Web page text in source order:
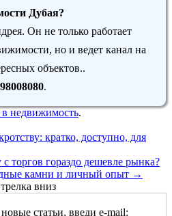
Дубая?
Он не только работает
но и ведет канал на
объектов..
.
недвижимость.
кратко, доступно, для
торгов гораздо дешевле рынка?
камни и личный опыт →
статьи, введи e-mail: